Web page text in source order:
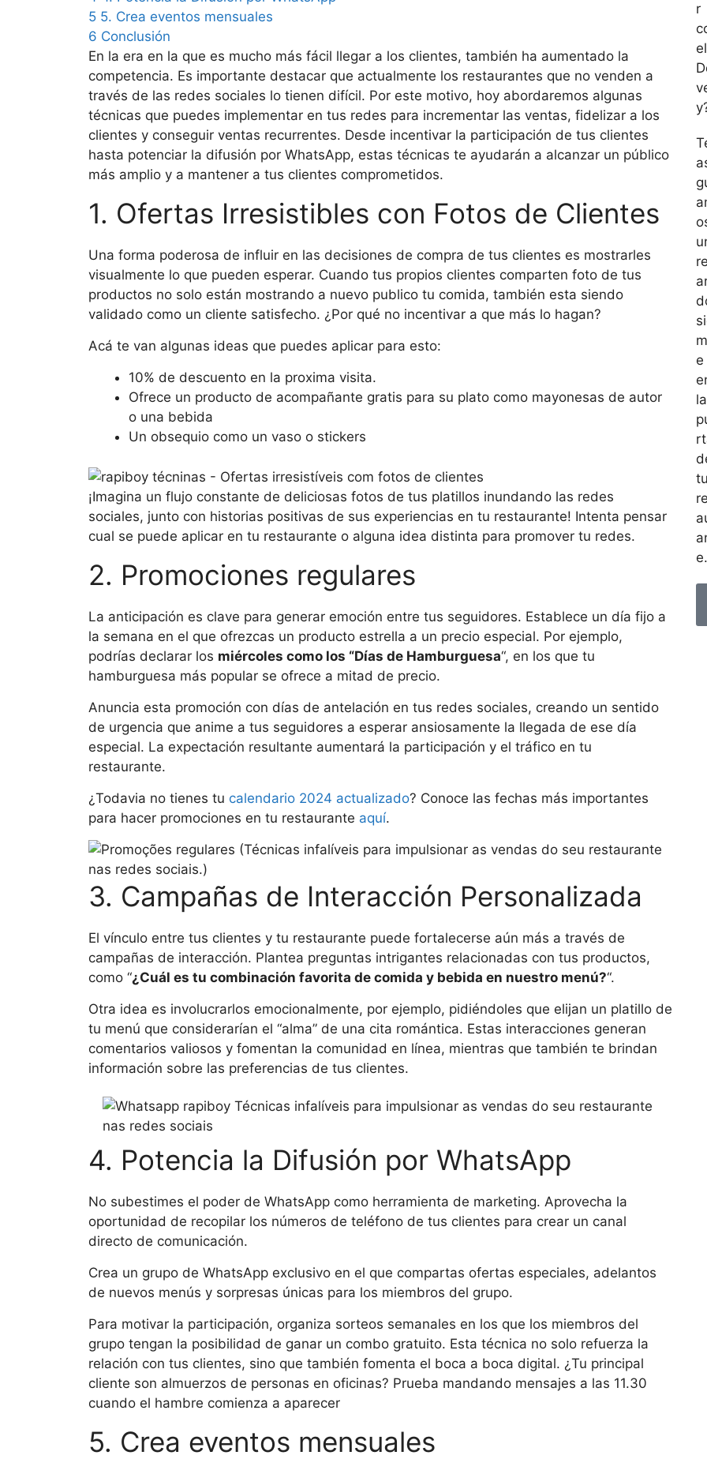
5 5. Crea eventos mensuales
6 Conclusión
En la era en la que es mucho más fácil llegar a los clientes, también ha aumentado la
competencia. Es importante destacar que actualmente los restaurantes que no venden a
través de las redes sociales lo tienen difícil. Por este motivo, hoy abordaremos algunas
técnicas que puedes implementar en tus redes para incrementar las ventas, fidelizar a los
clientes y conseguir ventas recurrentes. Desde incentivar la participación de tus clientes
hasta potenciar la difusión por WhatsApp, estas técnicas te ayudarán a alcanzar un público
más amplio y a mantener a tus clientes comprometidos.
1. Ofertas Irresistibles con Fotos de Clientes
Una forma poderosa de influir en las decisiones de compra de tus clientes es mostrarles
visualmente lo que pueden esperar. Cuando tus propios clientes comparten foto de tus
productos no solo están mostrando a nuevo publico tu comida, también esta siendo
validado como un cliente satisfecho. ¿Por qué no incentivar a que más lo hagan?
Acá te van algunas ideas que puedes aplicar para esto:
10% de descuento en la proxima visita.
Ofrece un producto de acompañante gratis para su plato como mayonesas de autor
o una bebida
Un obsequio como un vaso o stickers
¡Imagina un flujo constante de deliciosas fotos de tus platillos inundando las redes
sociales, junto con historias positivas de sus experiencias en tu restaurante! Intenta pensar
cual se puede aplicar en tu restaurante o alguna idea distinta para promover tu redes.
2. Promociones regulares
La anticipación es clave para generar emoción entre tus seguidores. Establece un día fijo a
la semana en el que ofrezcas un producto estrella a un precio especial. Por ejemplo,
podrías declarar los miércoles como los “Días de Hamburguesa“, en los que tu
hamburguesa más popular se ofrece a mitad de precio.
Anuncia esta promoción con días de antelación en tus redes sociales, creando un sentido
de urgencia que anime a tus seguidores a esperar ansiosamente la llegada de ese día
especial. La expectación resultante aumentará la participación y el tráfico en tu
restaurante.
¿Todavia no tienes tu calendario 2024 actualizado? Conoce las fechas más importantes
para hacer promociones en tu restaurante aquí.
3. Campañas de Interacción Personalizada
El vínculo entre tus clientes y tu restaurante puede fortalecerse aún más a través de
campañas de interacción. Plantea preguntas intrigantes relacionadas con tus productos,
como “¿Cuál es tu combinación favorita de comida y bebida en nuestro menú?“.
Otra idea es involucrarlos emocionalmente, por ejemplo, pidiéndoles que elijan un platillo de
tu menú que considerarían el “alma” de una cita romántica. Estas interacciones generan
comentarios valiosos y fomentan la comunidad en línea, mientras que también te brindan
información sobre las preferencias de tus clientes.
4. Potencia la Difusión por WhatsApp
No subestimes el poder de WhatsApp como herramienta de marketing. Aprovecha la
oportunidad de recopilar los números de teléfono de tus clientes para crear un canal
directo de comunicación.
Crea un grupo de WhatsApp exclusivo en el que compartas ofertas especiales, adelantos
de nuevos menús y sorpresas únicas para los miembros del grupo.
Para motivar la participación, organiza sorteos semanales en los que los miembros del
grupo tengan la posibilidad de ganar un combo gratuito. Esta técnica no solo refuerza la
relación con tus clientes, sino que también fomenta el boca a boca digital. ¿Tu principal
cliente son almuerzos de personas en oficinas? Prueba mandando mensajes a las 11.30
cuando el hambre comienza a aparecer
5. Crea eventos mensuales
r
el
e
la
tu
e.